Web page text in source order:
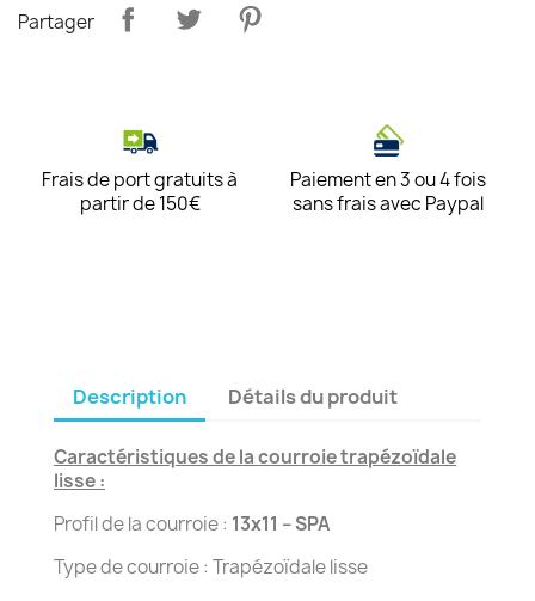
Partager
Frais de port gratuits à
partir de 150€
Paiement en 3 ou 4 fois
sans frais avec Paypal
Description Détails du produit
Caractéristiques de la courroie trapézoïdale
lisse :
Profil de la courroie : 13x11 – SPA
Type de courroie : Trapézoïdale lisse